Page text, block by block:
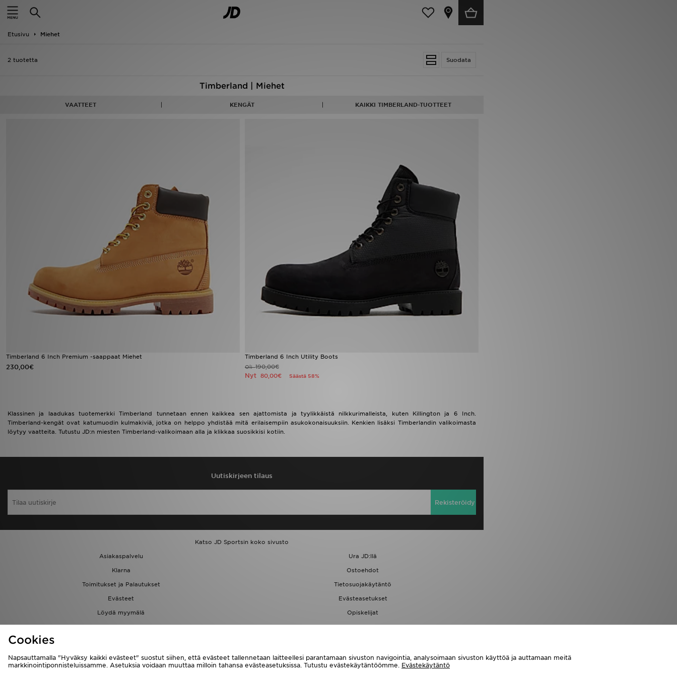
Etusivu Miehet
Suodata
2 tuotetta
Timberland | Miehet
VAATTEET KENGÄT KAIKKI TIMBERLAND-TUOTTEET
Timberland 6 Inch Premium -saappaat Miehet
230,00€
Timberland 6 Inch Utility Boots
Oli190,00€
Nyt 80,00€ Säästä 58%
Klassinen ja laadukas tuotemerkki Timberland tunnetaan ennen kaikkea sen ajattomista ja tyylikkäistä nilkkurimalleista, kuten Killington ja 6 Inch.
Timberland-kengät ovat katumuodin kulmakiviä, jotka on helppo yhdistää mitä erilaisempiin asukokonaisuuksiin. Kenkien lisäksi Timberlandin valikoimasta
löytyy vaatteita. Tutustu JD:n miesten Timberland-valikoimaan alla ja klikkaa suosikkisi kotiin.
Uutiskirjeen tilaus
Rekisteröidy
Katso JD Sportsin koko sivusto
Asiakaspalvelu
Ura JD:llä
Klarna
Ostoehdot
Toimitukset ja Palautukset
Tietosuojakäytäntö
Evästeet
Evästeasetukset
Löydä myymälä
Opiskelijat
Kumppanuusohjelma
JD Blog
Etusivu
Uutuudet
Lataa JD-sovellus
Minun JD
Cookies
Napsauttamalla "Hyväksy kaikki evästeet" suostut siihen, että evästeet tallennetaan laitteellesi parantamaan sivuston navigointia, analysoimaan sivuston käyttöä ja auttamaan meitä
markkinointiponnisteluissamme. Asetuksia voidaan muuttaa milloin tahansa evästeasetuksissa. Tutustu evästekäytäntöömme. Evästekäytäntö